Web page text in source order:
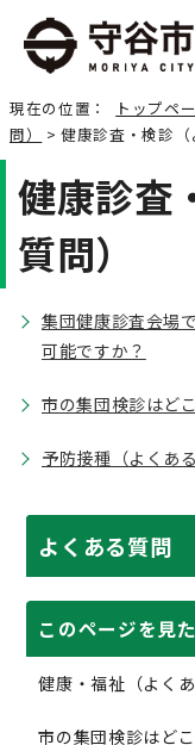
現在の位置： トップペ
問）
> 健康診査・検診（
健康診査
質問）
集団健康診査会場
可能ですか？
市の集団検診はど
予防接種（よくある
よくある質問
このページを見
健康・福祉（よくあ
市の集団検診はど